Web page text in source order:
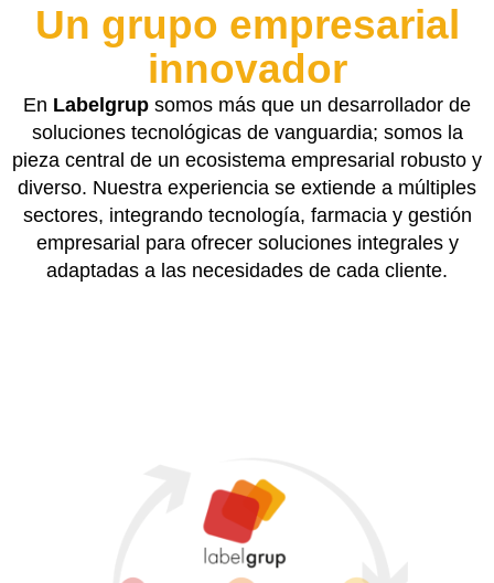
Un grupo empresarial
innovador
En Labelgrup somos más que un desarrollador de
soluciones tecnológicas de vanguardia; somos la
pieza central de un ecosistema empresarial robusto y
diverso. Nuestra experiencia se extiende a múltiples
sectores, integrando tecnología, farmacia y gestión
empresarial para ofrecer soluciones integrales y
adaptadas a las necesidades de cada cliente.